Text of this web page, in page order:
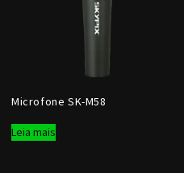
Microfone SK-M58
Leia mais